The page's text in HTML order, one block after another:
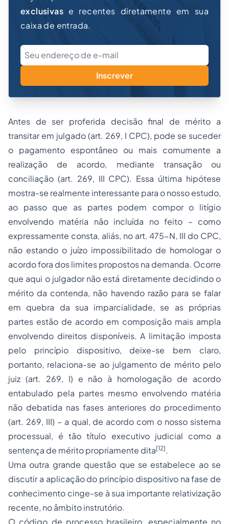
exclusivas e recentes diretamente em sua
caixa de entrada.
Inscrever
Antes de ser proferida decisão final de mérito a
transitar em julgado (art. 269, I CPC), pode se suceder
o pagamento espontâneo ou mais comumente a
realização de acordo, mediante transação ou
conciliação (art. 269, III CPC). Essa última hipótese
mostra-se realmente interessante para o nosso estudo,
ao passo que as partes podem compor o litígio
envolvendo matéria não incluída no feito – como
expressamente consta, aliás, no art. 475-N, III do CPC,
não estando o juízo impossibilitado de homologar o
acordo fora dos limites propostos na demanda. Ocorre
que aqui o julgador não está diretamente decidindo o
mérito da contenda, não havendo razão para se falar
em quebra da sua imparcialidade, se as próprias
partes estão de acordo em composição mais ampla
envolvendo direitos disponíveis. A limitação imposta
pelo princípio dispositivo, deixe-se bem claro,
portanto, relaciona-se ao julgamento de mérito pelo
juiz (art. 269, I) e não à homologação de acordo
entabulado pela partes mesmo envolvendo matéria
não debatida nas fases anteriores do procedimento
(art. 269, III) – a qual, de acordo com o nosso sistema
processual, é tão título executivo judicial como a
sentença de mérito propriamente dita[12].
Uma outra grande questão que se estabelece ao se
discutir a aplicação do princípio dispositivo na fase de
conhecimento cinge-se à sua importante relativização
recente, no âmbito instrutório.
O código de processo brasileiro, especialmente no